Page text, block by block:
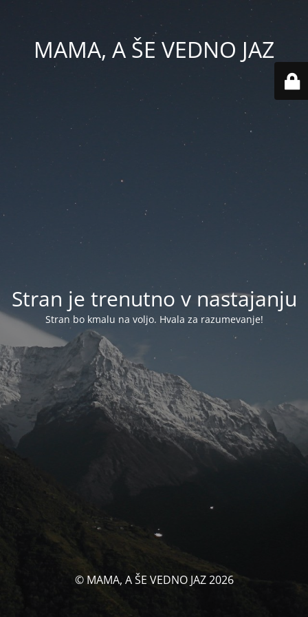
MAMA, A ŠE VEDNO JAZ
Stran je trenutno v nastajanju
Stran bo kmalu na voljo. Hvala za razumevanje!
© MAMA, A ŠE VEDNO JAZ 2026